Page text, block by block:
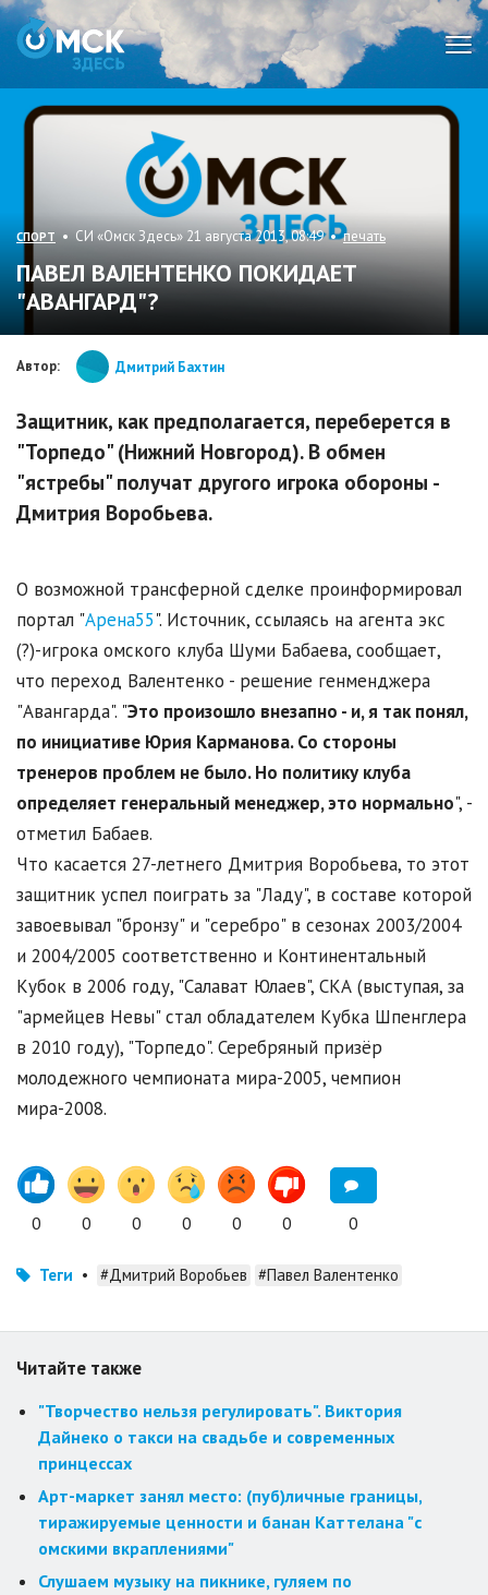
СПОРТ • СИ «Омск Здесь» 21 августа 2013, 08:49 •печать
ПАВЕЛ ВАЛЕНТЕНКО ПОКИДАЕТ
"АВАНГАРД"?
Автор: Дмитрий Бахтин
Защитник, как предполагается, переберется в
"Торпедо" (Нижний Новгород). В обмен
"ястребы" получат другого игрока обороны -
Дмитрия Воробьева.
О возможной трансферной сделке проинформировал
портал "Арена55". Источник, ссылаясь на агента экс
(?)-игрока омского клуба Шуми Бабаева, сообщает,
что переход Валентенко - решение генменджера
"Авангарда". "Это произошло внезапно - и, я так понял,
по инициативе Юрия Карманова. Со стороны
тренеров проблем не было. Но политику клуба
определяет генеральный менеджер, это нормально", -
отметил Бабаев.
Что касается 27-летнего Дмитрия Воробьева, то этот
защитник успел поиграть за "Ладу", в составе которой
завоевывал "бронзу" и "серебро" в сезонах 2003/2004
и 2004/2005 соответственно и Континентальный
Кубок в 2006 году, "Салават Юлаев", СКА (выступая, за
"армейцев Невы" стал обладателем Кубка Шпенглера
в 2010 году), "Торпедо". Серебряный призёр
молодежного чемпионата мира-2005, чемпион
мира-2008.
0 0 0 0 0 0 0
Теги • #Дмитрий Воробьев #Павел Валентенко
Читайте также
"Творчество нельзя регулировать". Виктория
Дайнеко о такси на свадьбе и современных
принцессах
Арт-маркет занял место: (пуб)личные границы,
тиражируемые ценности и банан Каттелана "с
омскими вкраплениями"
Слушаем музыку на пикнике, гуляем по